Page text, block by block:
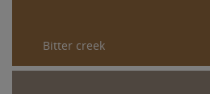
Bitter creek